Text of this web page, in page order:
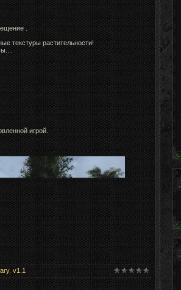
.
текстуры растительности!
игрой.
,v1.1